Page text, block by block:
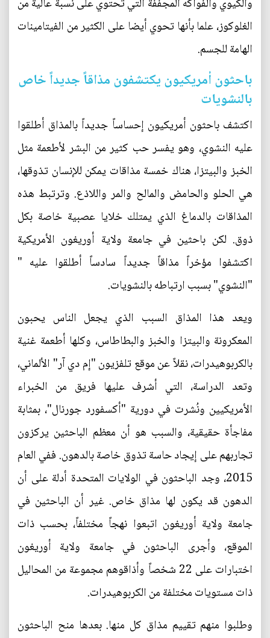
الغلوكوز، علما بأنها تحوي أيضا على الكثير من الفيتامينات
الهامة للجسم.
باحثون أمريكيون يكتشفون مذاقاً جديداً خاص
بالنشويات
اكتشف باحثون أمريكيون إحساساً جديداً بالمذاق أطلقوا
عليه النشوي، وهو يفسر حب كثير من البشر لأطعمة مثل
الخبز والبيتزا، هناك خمسة مذاقات يمكن للإنسان تذوقها،
هي الحلو والحامض والمالح والمر واللاذع. وترتبط هذه
المذاقات بالدماغ الذي يمتلك خلايا عصبية خاصة بكل
ذوق. لكن باحثين في جامعة ولاية أوريغون الأمريكية
اكتشفوا مؤخراً مذاقاً جديداً سادساً أطلقوا عليه "
"النشوي" بسبب ارتباطه بالنشويات.
ويعد هذا المذاق السبب الذي يجعل الناس يحبون
المعكرونة والبيتزا والخبز والبطاطاس، وكلها أطعمة غنية
بالكربوهيدرات، نقلاً عن موقع تلفزيون "إم دي آر" الألماني،
وتعد الدراسة، التي أشرف عليها فريق من الخبراء
الأمريكيين ونُشرت في دورية "أكسفورد جورنال"، بمثابة
مفاجأة حقيقية، والسبب هو أن معظم الباحثين يركزون
تجاربهم على إيجاد حاسة تذوق خاصة بالدهون. ففي العام
2015، وجد الباحثون في الولايات المتحدة أدلة على أن
الدهون قد يكون لها مذاق خاص. غير أن الباحثين في
جامعة ولاية أوريغون اتبعوا نهجاً مختلفاً، بحسب ذات
الموقع، وأجرى الباحثون في جامعة ولاية أوريغون
اختبارات على 22 شخصاً وأذاقوهم مجموعة من المحاليل
ذات مستويات مختلفة من الكربوهيدرات.
وطلبوا منهم تقييم مذاق كل منها. بعدها منح الباحثون